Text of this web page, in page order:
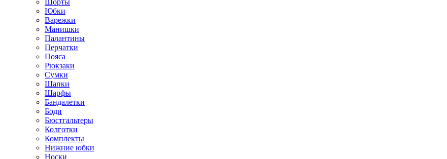
Юбки
Варежки
Манишки
Палантины
Перчатки
Пояса
Рюкзаки
Сумки
Шапки
Шарфы
Бандалетки
Боди
Бюстгальтеры
Колготки
Комплекты
Нижние юбки
Носки